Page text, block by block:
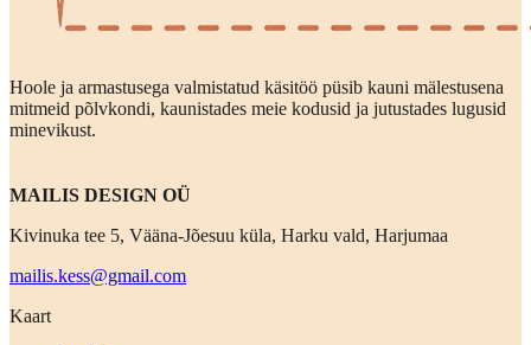
Hoole ja armastusega valmistatud käsitöö püsib kauni mälestusena
mitmeid põlvkondi, kaunistades meie kodusid ja jutustades lugusid
minevikust.
MAILIS DESIGN OÜ
Kivinuka tee 5, Vääna-Jõesuu küla, Harku vald, Harjumaa
mailis.kess@gmail.com
Kaart